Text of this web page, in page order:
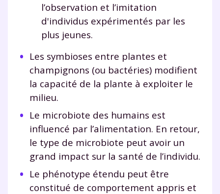
l’observation et l’imitation
d'individus expérimentés par les
plus jeunes.
Les symbioses entre plantes et
champignons (ou bactéries) modifient
la capacité de la plante à exploiter le
milieu.
Le microbiote des humains est
influencé par l’alimentation. En retour,
le type de microbiote peut avoir un
grand impact sur la santé de l’individu.
Le phénotype étendu peut être
constitué de comportement appris et